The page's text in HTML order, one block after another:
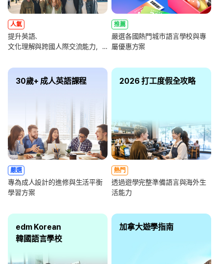
人氣
提升英語、
文化理解與跨國人際交流能力，
推薦
嚴選各國熱門城市語言學校與專
屬優惠方案
30歲+ 成人英語課程
嚴選
專為成人設計的進修與生活平衡
學習方案
2026 打工度假全攻略
熱門
透過遊學完整準備語言與海外生
活能力
edm Korean
韓國語言學校
加拿大遊學指南